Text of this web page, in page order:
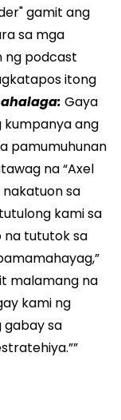
gamit ang
sa mga
ng podcast
itong
Gaya
kumpanya ang
pamumuhunan
na “Axel
nakatuon sa
kami sa
na tututok sa
malamang na
kami ng
gabay sa